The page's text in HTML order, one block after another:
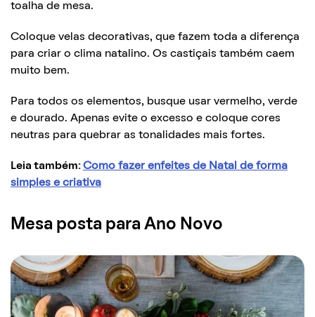
toalha de mesa.
Coloque velas decorativas, que fazem toda a diferença
para criar o clima natalino. Os castiçais também caem
muito bem.
Para todos os elementos, busque usar vermelho, verde
e dourado. Apenas evite o excesso e coloque cores
neutras para quebrar as tonalidades mais fortes.
Leia também: Como fazer enfeites de Natal de forma
simples e criativa
Mesa posta para Ano Novo